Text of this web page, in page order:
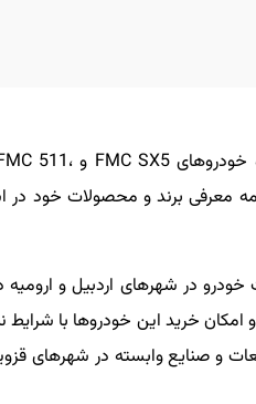
معرفی برند و محصولات خود
در شهرهای اردبيل و
خريد اين خودروها با شرايط
و صنايع وابسته در شهرهای